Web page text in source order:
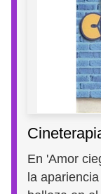
En 'Amor
la